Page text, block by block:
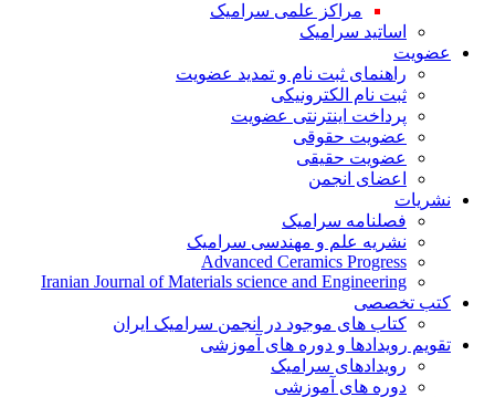
مراکز علمی سرامیک
اساتید سرامیک
عضویت
راهنمای ثبت نام و تمدید عضویت
ثبت نام الکترونیکی
پرداخت اینترنتی عضویت
عضویت حقوقی
عضویت حقیقی
اعضای انجمن
نشریات
فصلنامه سرامیک
نشریه علم و مهندسی سرامیک
Advanced Ceramics Progress
Iranian Journal of Materials science and Engineering
کتب تخصصی
کتاب های موجود در انجمن سرامیک ایران
تقویم رویدادها و دوره های آموزشی
رویدادهای سرامیک
دوره های آموزشی